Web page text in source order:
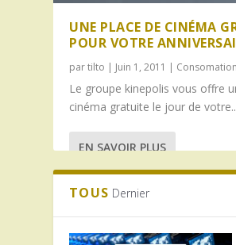
UNE PLACE DE CINÉMA
POUR VOTRE
partilto | Juin 1, 2011 | Consomation
Le groupe kinepolis vous offre
cinéma gratuite le jour de
EN SAVOIR PLUS
TOUS Dernier